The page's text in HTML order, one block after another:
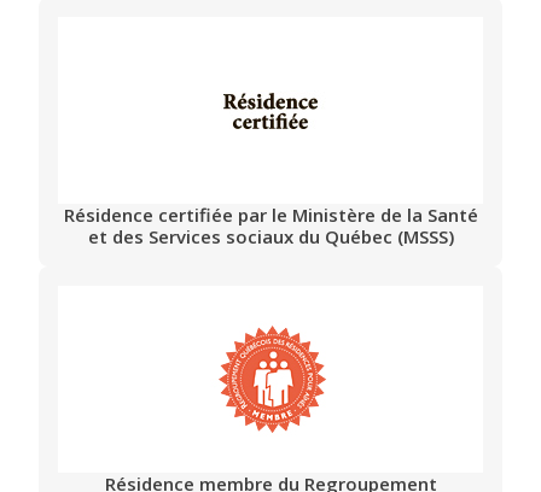
Résidence certifiée par le Ministère de la Santé
et des Services sociaux du Québec (MSSS)
Résidence membre du Regroupement